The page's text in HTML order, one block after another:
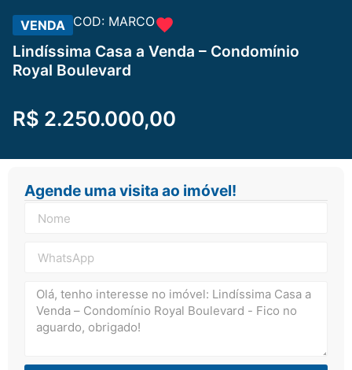
VENDA COD: MARCO
Lindíssima Casa a Venda – Condomínio
Royal Boulevard
R$ 2.250.000,00
Agende uma visita ao imóvel!